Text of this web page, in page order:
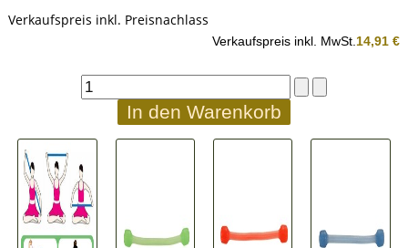
Verkaufspreis inkl. Preisnachlass
Verkaufspreis inkl. MwSt. 14,91 €